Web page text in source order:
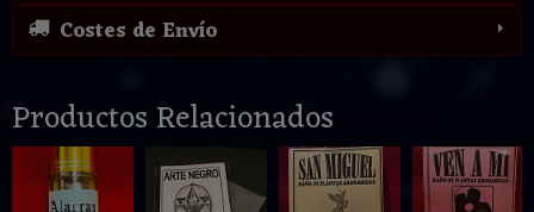
Costes de Envío
Productos Relacionados